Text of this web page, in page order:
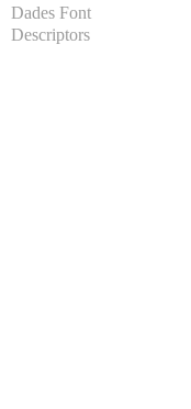
Dades Font
Descriptors